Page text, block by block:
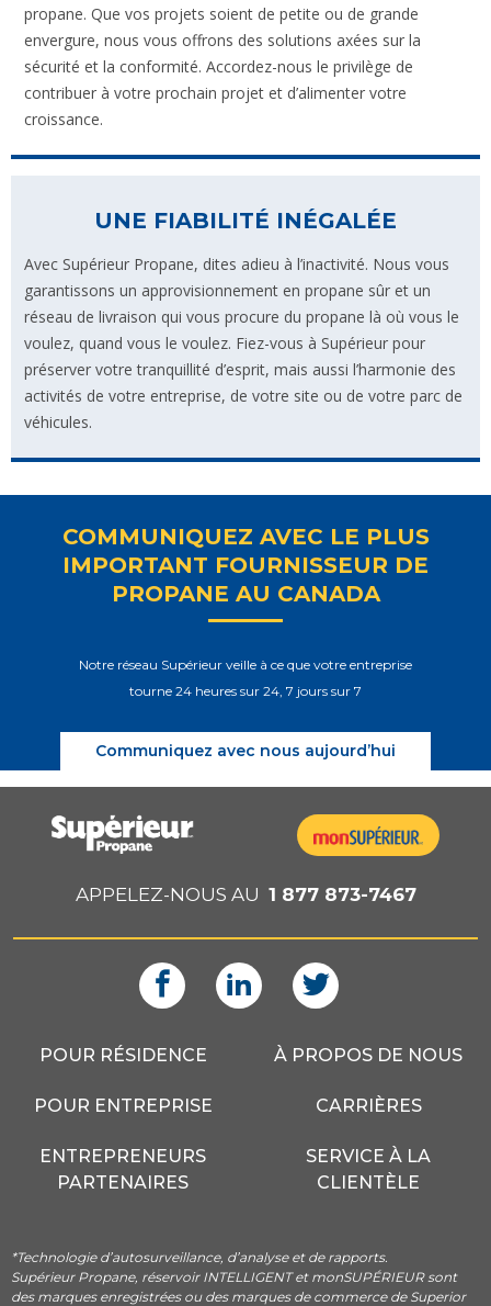
propane. Que vos projets soient de petite ou de grande
envergure, nous vous offrons des solutions axées sur la
sécurité et la conformité. Accordez-nous le privilège de
contribuer à votre prochain projet et d’alimenter votre
croissance.
UNE FIABILITÉ INÉGALÉE
Avec Supérieur Propane, dites adieu à l’inactivité. Nous vous
garantissons un approvisionnement en propane sûr et un
réseau de livraison qui vous procure du propane là où vous le
voulez, quand vous le voulez. Fiez-vous à Supérieur pour
préserver votre tranquillité d’esprit, mais aussi l’harmonie des
activités de votre entreprise, de votre site ou de votre parc de
véhicules.
COMMUNIQUEZ AVEC LE PLUS
IMPORTANT FOURNISSEUR DE
PROPANE AU CANADA
Notre réseau Supérieur veille à ce que votre entreprise
tourne 24 heures sur 24, 7 jours sur 7
Communiquez avec nous aujourd’hui
APPELEZ-NOUS AU 1 877 873-7467
POUR RÉSIDENCE
POUR ENTREPRISE
ENTREPRENEURS
PARTENAIRES
À PROPOS DE NOUS
CARRIÈRES
SERVICE À LA
CLIENTÈLE
*Technologie d’autosurveillance, d’analyse et de rapports.
Supérieur Propane, réservoir INTELLIGENT et monSUPÉRIEUR sont
des marques enregistrées ou des marques de commerce de Superior